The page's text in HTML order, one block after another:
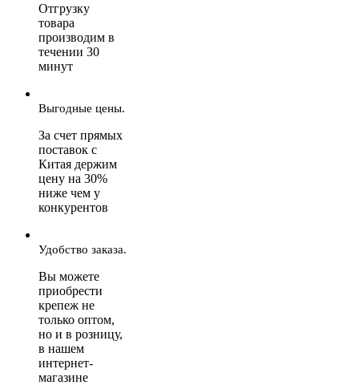
Отгрузку
товара
производим в
течении 30
минут
Выгодные цены.
За счет прямых
поставок с
Китая держим
цену на 30%
ниже чем у
конкурентов
Удобство заказа.
Вы можете
приобрести
крепеж не
только оптом,
но и в розницу,
в нашем
интернет-
магазине